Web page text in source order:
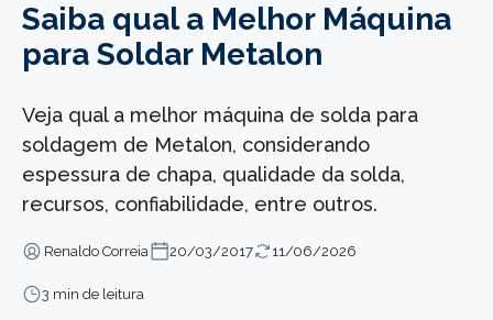
Saiba qual a Melhor Máquina
para Soldar Metalon
Veja qual a melhor máquina de solda para
soldagem de Metalon, considerando
espessura de chapa, qualidade da solda,
recursos, confiabilidade, entre outros.
Renaldo Correia 20/03/2017 11/06/2026
3 min de leitura